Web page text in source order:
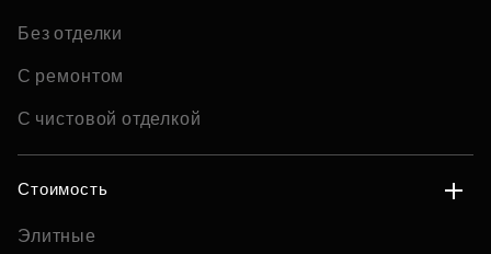
Без отделки
С ремонтом
С чистовой отделкой
Стоимость
Элитные